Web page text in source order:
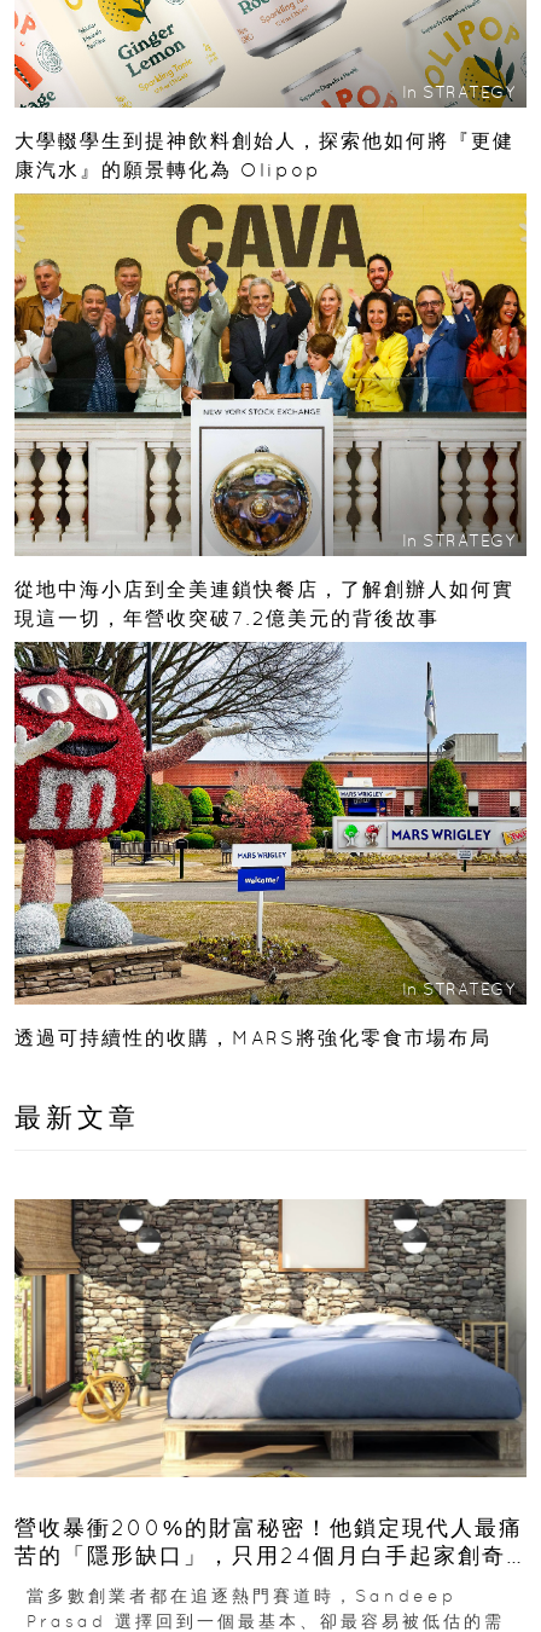
In STRATEGY
大學輟學生到提神飲料創始人，探索他如何將『更健
康汽水』的願景轉化為 Olipop
In STRATEGY
從地中海小店到全美連鎖快餐店，了解創辦人如何實
現這一切，年營收突破7.2億美元的背後故事
In STRATEGY
透過可持續性的收購，MARS將強化零食市場布局
最新文章
營收暴衝200%的財富秘密！他鎖定現代人最痛
苦的「隱形缺口」，只用24個月白手起家創奇
蹟
當多數創業者都在追逐熱門賽道時，Sandeep
Prasad 選擇回到一個最基本、卻最容易被低估的需